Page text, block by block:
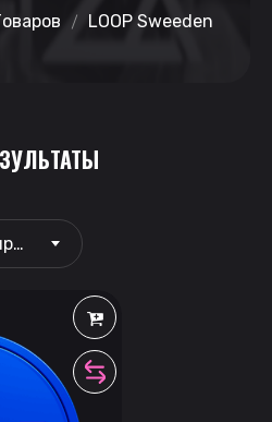
LOOP Sweeden
Исходная сортировка